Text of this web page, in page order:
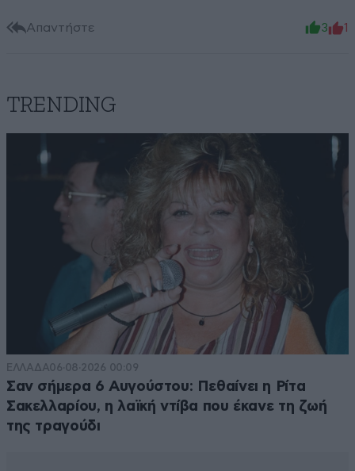
Απαντήστε 3 1
TRENDING
ΕΛΛΑΔΑ06·08·2026 00:09
Σαν σήμερα 6 Αυγούστου: Πεθαίνει η Ρίτα
Σακελλαρίου, η λαϊκή ντίβα που έκανε τη ζωή
της τραγούδι